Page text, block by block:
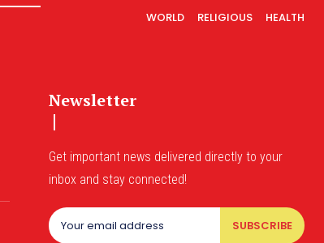
WORLD
RELIGIOUS HEALTH
Newsletter
Get important news delivered directly to your
inbox and stay connected!
SUBSCRIBE